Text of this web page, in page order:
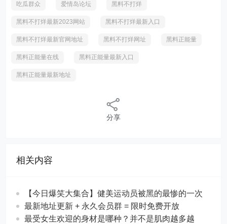
吃瓜群众 爱情岛论坛 黑料不打烊
黑料不打烊最新2023网站 黑料不打烊最新入口
黑料不打烊最新官网地址 黑料不打烊网址 黑料正能量
黑料正能量在线 黑料正能量最新入口
黑料正能量最新地址
分享
相关内容
【今日爆笑大集合】​健美运动员被黑的最惨的一次
最新地址更新 + 永久会员群 = 限时免费开放
最受女生欢迎的身材是哪种？并不是肌肉越多越